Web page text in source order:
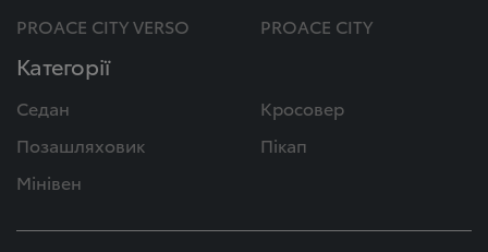
PROACE CITY VERSO
PROACE CITY
Категорії
Седан
Кросовер
Позашляховик
Пікап
Мінівен